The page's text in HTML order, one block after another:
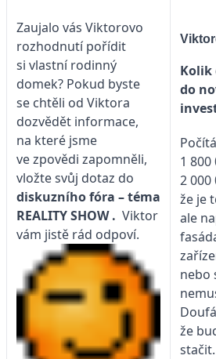
Zaujalo vás Viktorovo
rozhodnutí pořídit
si vlastní rodinný
domek? Pokud byste
se chtěli od Viktora
dozvědět informace,
na které jsme
ve zpovědi zapomněli,
vložte svůj dotaz do
diskuzního fóra – téma
REALITY SHOW. Viktor
vám jistě rád odpoví.
Kolik
do
1 800
2 000
že je
ale
nebo
že
stačit.